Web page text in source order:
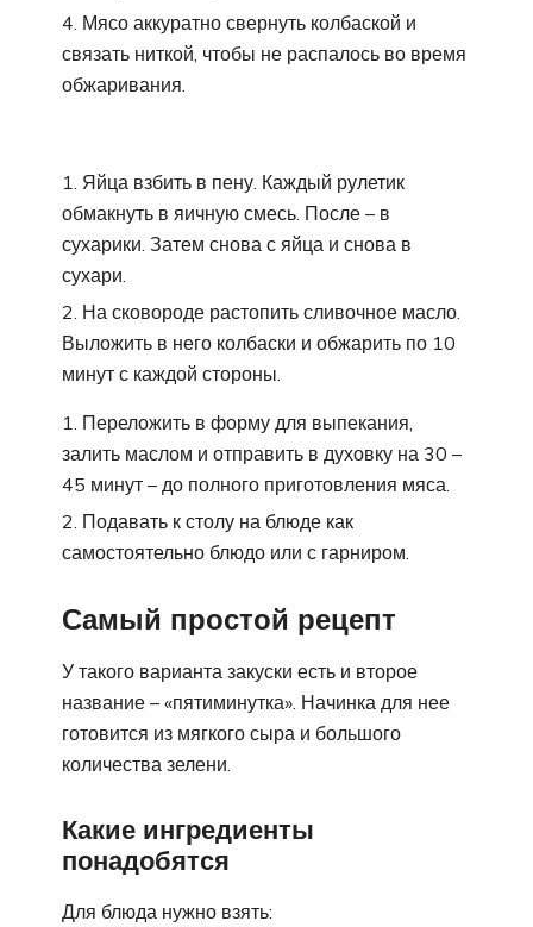
Мясо аккуратно свернуть колбаской и
связать ниткой, чтобы не распалось во время
обжаривания.
Яйца взбить в пену. Каждый рулетик
обмакнуть в яичную смесь. После – в
сухарики. Затем снова с яйца и снова в
сухари.
На сковороде растопить сливочное масло.
Выложить в него колбаски и обжарить по 10
минут с каждой стороны.
Переложить в форму для выпекания,
залить маслом и отправить в духовку на 30 –
45 минут – до полного приготовления мяса.
Подавать к столу на блюде как
самостоятельно блюдо или с гарниром.
Самый простой рецепт
У такого варианта закуски есть и второе
название – «пятиминутка». Начинка для нее
готовится из мягкого сыра и большого
количества зелени.
Какие ингредиенты
понадобятся
Для блюда нужно взять: